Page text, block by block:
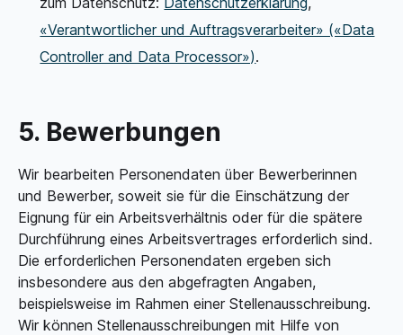
«Verantwortlicher und Auftragsverarbeiter» («Data
Controller and Data Processor»).
5. Bewerbungen
Wir bearbeiten Personendaten über Bewerberinnen
und Bewerber, soweit sie für die Einschätzung der
Eignung für ein Arbeitsverhältnis oder für die spätere
Durchführung eines Arbeitsvertrages erforderlich sind.
Die erforderlichen Personendaten ergeben sich
insbesondere aus den abgefragten Angaben,
beispielsweise im Rahmen einer Stellenausschreibung.
Wir können Stellenausschreibungen mit Hilfe von